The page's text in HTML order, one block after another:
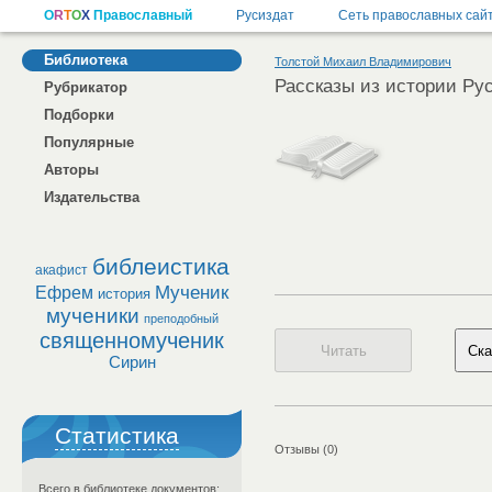
Библиотека
Рубрикатор
Подборки
Популярные
Авторы
Издательства
акафист библеистика
Ефрем история Мученик
мученики преподобный
священномученик
Сирин
Статистика
Всего в библиотеке документов:
Толстой Михаил Владимирович
Рассказы из истории
Отзывы (0)